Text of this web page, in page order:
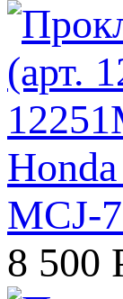
MCJ-
8 500